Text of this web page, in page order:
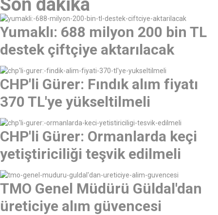
Son dakika
Yumaklı: 688 milyon 200 bin TL
destek çiftçiye aktarılacak
CHP'li Gürer: Fındık alım fiyatı
370 TL'ye yükseltilmeli
CHP'li Gürer: Ormanlarda keçi
yetiştiriciliği teşvik edilmeli
TMO Genel Müdürü Güldal'dan
üreticiye alım güvencesi